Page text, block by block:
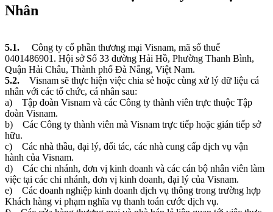
Nhân
5.1. Công ty cổ phần thương mại Visnam, mã số thuế
0401486901. Hội sở Số 33 đường Hải Hồ, Phường Thanh Bình,
Quận Hải Châu, Thành phố Đà Nẵng, Việt Nam.
5.2. Visnam sẽ thực hiện việc chia sẻ hoặc cùng xử lý dữ liệu cá
nhân với các tổ chức, cá nhân sau:
a) Tập đoàn Visnam và các Công ty thành viên trực thuộc Tập
đoàn Visnam.
b) Các Công ty thành viên mà Visnam trực tiếp hoặc gián tiếp sở
hữu.
c) Các nhà thầu, đại lý, đối tác, các nhà cung cấp dịch vụ vận
hành của Visnam.
d) Các chi nhánh, đơn vị kinh doanh và các cán bộ nhân viên làm
việc tại các chi nhánh, đơn vị kinh doanh, đại lý của Visnam.
e) Các doanh nghiệp kinh doanh dịch vụ thông trong trường hợp
Khách hàng vi phạm nghĩa vụ thanh toán cước dịch vụ.